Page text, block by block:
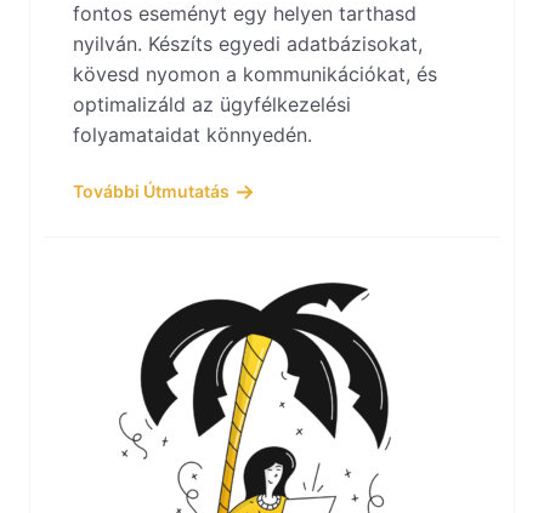
fontos eseményt egy helyen tarthasd
nyilván. Készíts egyedi adatbázisokat,
kövesd nyomon a kommunikációkat, és
optimalizáld az ügyfélkezelési
folyamataidat könnyedén.
További Útmutatás